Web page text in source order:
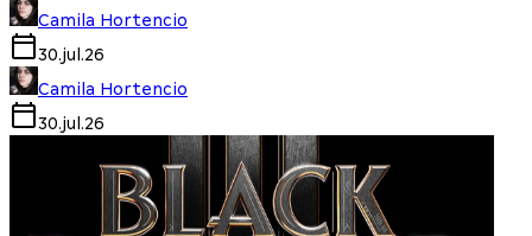
Camila Hortencio
30.jul.26
Camila Hortencio
30.jul.26